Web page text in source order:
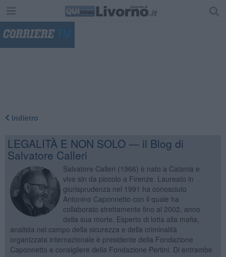
Indietro
LEGALITÀ E NON SOLO — il Blog di
Salvatore Calleri
Salvatore Calleri (1966) è nato a Catania e
vive sin da piccolo a Firenze. Laureato in
giurisprudenza nel 1991 ha conosciuto
Antonino Caponnetto con il quale ha
collaborato strettamente fino al 2002, anno
della sua morte. Esperto di lotta alla mafia,
analista nel campo della sicurezza e della criminalità
organizzata internazionale è presidente della Fondazione
Caponnetto e consigliere della Fondazione Pertini. Di entrambe